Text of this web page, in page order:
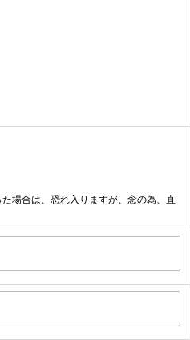
場合は、恐れ入りますが、念の為、直